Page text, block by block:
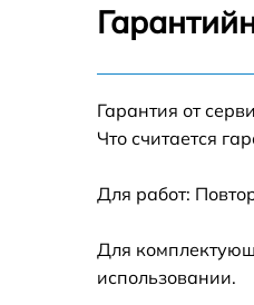
Ремонт
пылесоса
Гарантия от
Что считается
Для работ:
Для
использовании.